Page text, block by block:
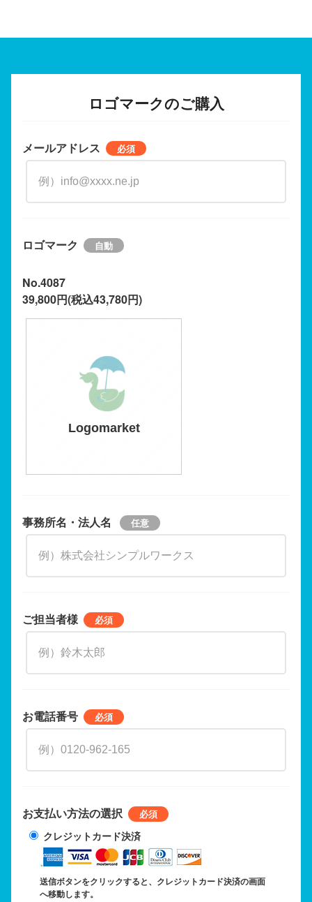
ロゴマークのご購入
メールアドレス
ロゴマーク
No.4087
39,800円(税込43,780円)
Logomarket
事務所名・法人名
ご担当者様
お電話番号
お支払い方法の選択
クレジットカード決済
送信ボタンをクリックすると、クレジットカード決済の画面
へ移動します。